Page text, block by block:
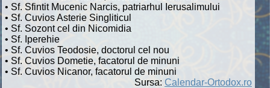
• Sf. Sfintit Mucenic Narcis, patriarhul Ierusalimului
• Sf. Cuvios Asterie Singliticul
• Sf. Sozont cel din Nicomidia
• Sf. Iperehie
• Sf. Cuvios Teodosie, doctorul cel nou
• Sf. Cuvios Dometie, facatorul de minuni
• Sf. Cuvios Nicanor, facatorul de minuni
Sursa: Calendar-Ortodox.ro